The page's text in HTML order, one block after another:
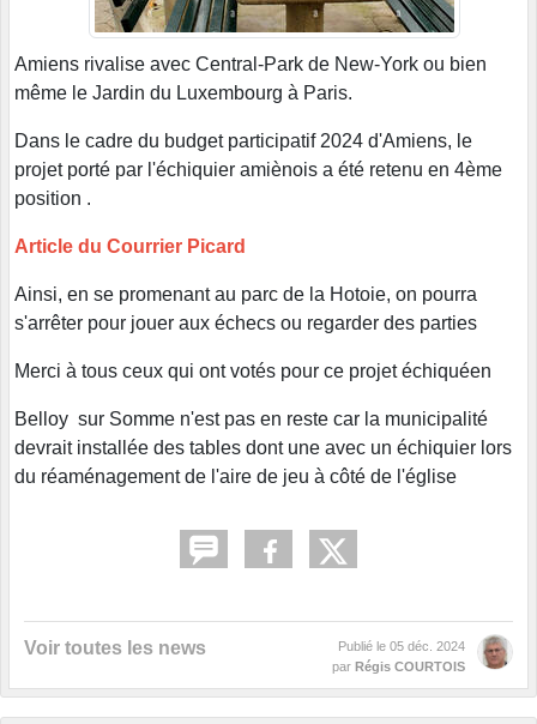
Amiens rivalise avec Central-Park de New-York ou bien
même le Jardin du Luxembourg à Paris.
Dans le cadre du budget participatif 2024 d'Amiens, le
projet porté par l'échiquier amiènois a été retenu en 4ème
position .
Article du Courrier Picard
Ainsi, en se promenant au parc de la Hotoie, on pourra
s'arrêter pour jouer aux échecs ou regarder des parties
Merci à tous ceux qui ont votés pour ce projet échiquéen
Belloy sur Somme n'est pas en reste car la municipalité
devrait installée des tables dont une avec un échiquier lors
du réaménagement de l'aire de jeu à côté de l'église
Voir toutes les news Publié le 05 déc. 2024
par Régis COURTOIS